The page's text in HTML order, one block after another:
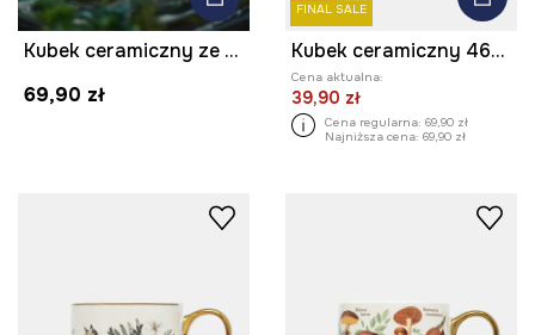
Kubek ceramiczny ze zwierzęcym motywem
69,90 zł
FINAL SALE
Kubek ceramiczny 460 ml wzorzysty
Cena aktualna:
39,90 zł
Cena regularna: 69,90 zł
Najniższa cena: 69,90 zł